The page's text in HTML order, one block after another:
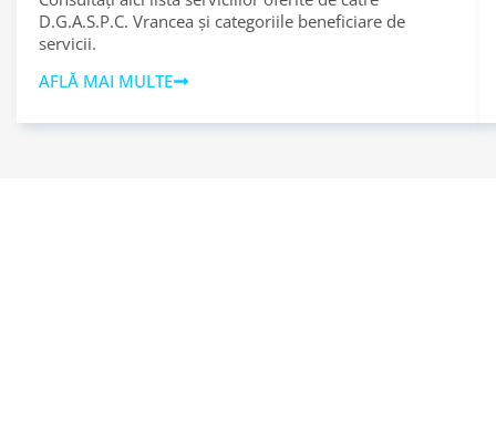
D.G.A.S.P.C. Vrancea și categoriile beneficiare de
servicii.
AFLĂ MAI MULTE